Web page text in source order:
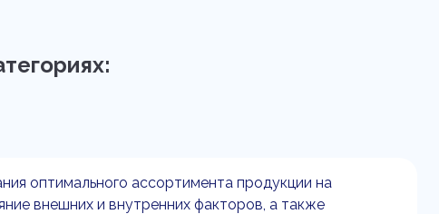
оптимального ассортимента продукции на
внешних и внутренних факторов, а также